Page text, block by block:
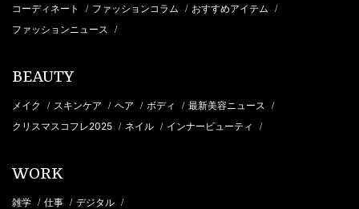
コーディネート / ファッションコラム / おすすめアイテム /
ファッションニュース /
BEAUTY
メイク / スキンケア / ヘア / ボディ / 最新美容ニュース /
クリスマスコフレ2025 / ネイル / インナービューティ /
WORK
雑学 / 仕事 / デジタル /